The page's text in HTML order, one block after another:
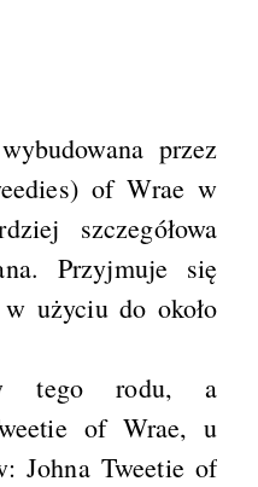
przez
of Wrae w
szczegółowa
Przyjmuje się
użyciu do około
tego rodu, a
of Wrae, u
Johna Tweetie of